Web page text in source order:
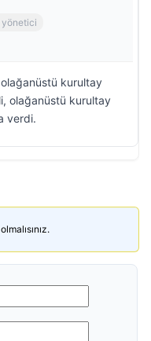
yönetici
olağanüstü kurultay
olağanüstü kurultay
verdi.